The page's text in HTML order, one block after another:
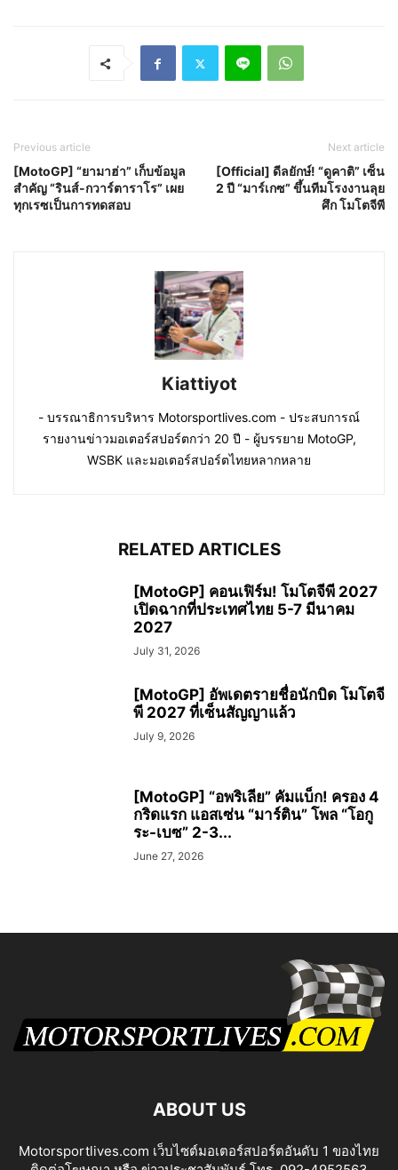
Previous article
[MotoGP] “ยามาฮ่า” เก็บข้อมูล
สำคัญ “รินส์-กวาร์ตาราโร” เผย
ทุกเรซเป็นการทดสอบ
Next article
[Official] ดีลยักษ์! “ดูคาติ” เซ็น
2 ปี “มาร์เกซ” ขึ้นทีมโรงงานลุย
ศึก โมโตจีพี
Kiattiyot
- บรรณาธิการบริหาร Motorsportlives.com - ประสบการณ์
รายงานข่าวมอเตอร์สปอร์ตกว่า 20 ปี - ผู้บรรยาย MotoGP,
WSBK และมอเตอร์สปอร์ตไทยหลากหลาย
RELATED ARTICLES
[MotoGP] คอนเฟิร์ม! โมโตจีพี 2027
เปิดฉากที่ประเทศไทย 5-7 มีนาคม
2027
July 31, 2026
[MotoGP] อัพเดตรายชื่อนักบิด โมโตจี
พี 2027 ที่เซ็นสัญญาแล้ว
July 9, 2026
[MotoGP] “อพริเลีย” คัมแบ็ก! ครอง 4
กริดแรก แอสเซ่น “มาร์ติน” โพล “โอกู
ระ-เบซ” 2-3...
June 27, 2026
ABOUT US
Motorsportlives.com เว็บไซต์มอเตอร์สปอร์ตอันดับ 1 ของไทย